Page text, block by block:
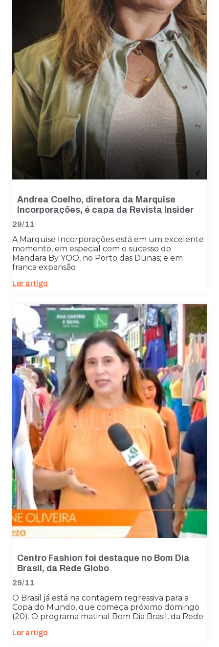
Andrea Coelho, diretora da Marquise
Incorporações, é capa da Revista Insider
29/11
A Marquise Incorporações está em um excelente
momento, em especial com o sucesso do
Mandara By YOO, no Porto das Dunas; e em
franca expansão
Ler artigo
Centro Fashion foi destaque no Bom Dia
Brasil, da Rede Globo
29/11
O Brasil já está na contagem regressiva para a
Copa do Mundo, que começa próximo domingo
(20). O programa matinal Bom Dia Brasil, da Rede
Ler artigo
Necessário
Esses cookies
não são